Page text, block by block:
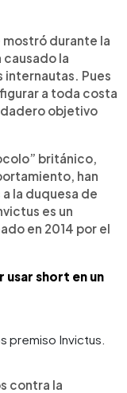
mostró durante la
la
internautas. Pues
a toda costa
objetivo
británico,
han
la duquesa de
es un
en 2014 por el
usar short en un
premiso Invictus.
contra la